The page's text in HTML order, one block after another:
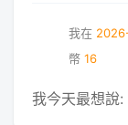
我在
幣 16
我今天最想說: